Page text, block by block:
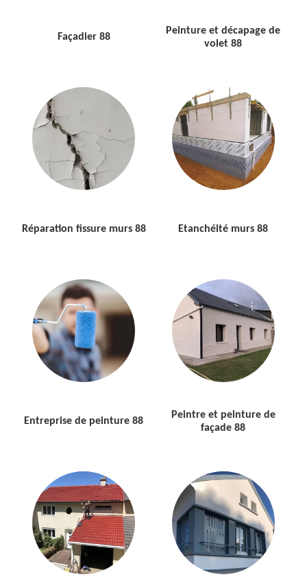
Façadier 88
Peinture et décapage de
volet 88
Réparation fissure murs 88 Etanchéité murs 88
Entreprise de peinture 88
Peintre et peinture de
façade 88